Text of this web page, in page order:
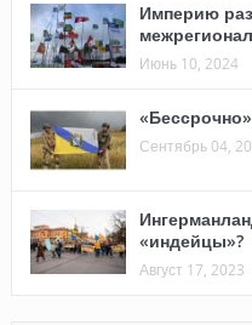
Империю
Июнь 10, 2024
Сентябрь 04,
«индейцы»?
Август 17, 2023